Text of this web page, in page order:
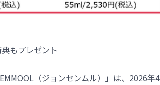
もプレゼント
（ジョンセンムル）」は、2026年4